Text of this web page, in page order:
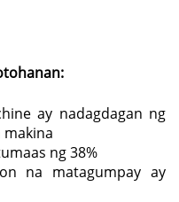
ay nadagdagan ng
makina
ng 38%
na matagumpay ay